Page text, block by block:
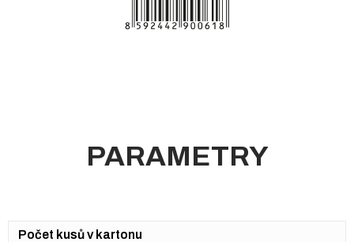
PARAMETRY
Počet kusů v kartonu